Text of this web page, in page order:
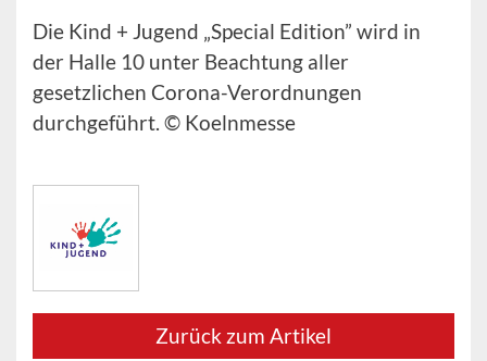
Die Kind + Jugend „Special Edition” wird in
der Halle 10 unter Beachtung aller
gesetzlichen Corona-Verordnungen
durchgeführt. © Koelnmesse
Zurück zum Artikel